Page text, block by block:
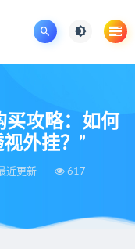
攻略：如何
外挂？”
近更新 617
挂辅助购买攻略：如何选择最安全可靠的透视外挂？”